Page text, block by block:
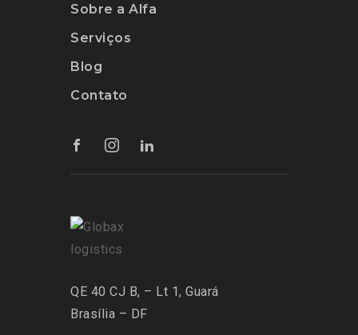
Sobre a Alfa
Serviços
Blog
Contato
QE 40 CJ B, – Lt 1, Guará
Brasília – DF